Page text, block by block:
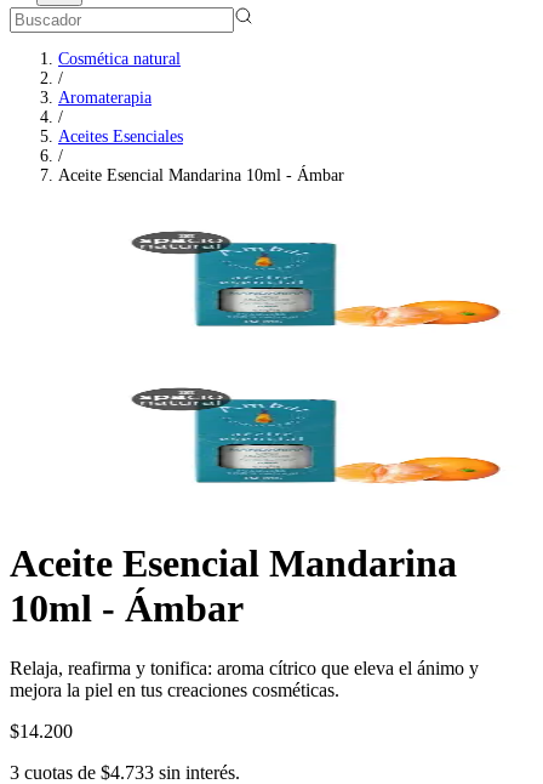
Cosmética natural
/
Aromaterapia
/
Aceites Esenciales
/
Aceite Esencial Mandarina 10ml - Ámbar
Aceite Esencial Mandarina
10ml - Ámbar
Relaja, reafirma y tonifica: aroma cítrico que eleva el ánimo y
mejora la piel en tus creaciones cosméticas.
$14.200
3 cuotas de $4.733 sin interés.